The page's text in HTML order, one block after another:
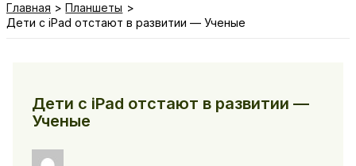
Главная
Планшеты
Дети с iPad отстают в развитии — Ученые
Дети с iPad отстают в развитии —
Ученые